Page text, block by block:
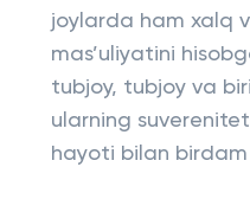
joylarda ham xalq
mas’uliyatini
tubjoy, tubjoy va
ularning
hayoti bilan birdam